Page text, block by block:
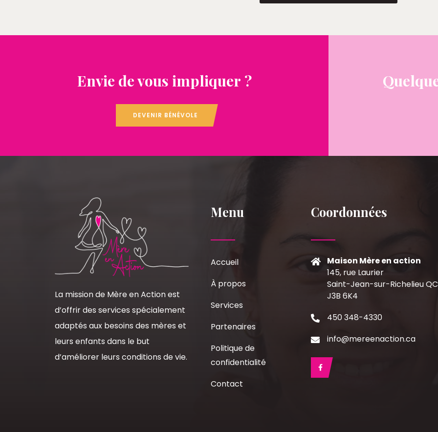
Envie de vous impliquer ?
DEVENIR BÉNÉVOLE
La mission de Mère en Action est
d’offrir des services spécialement
adaptés aux besoins des mères et
leurs enfants dans le but
d’améliorer leurs conditions de vie.
Menu
Accueil
À propos
Services
Partenaires
Politique de
confidentialité
Contact
Coordonnées
Maison Mère en action
145, rue Laurier
Saint-Jean-sur-Richelieu QC
J3B 6K4
450 348-4330
info@mereenaction.ca